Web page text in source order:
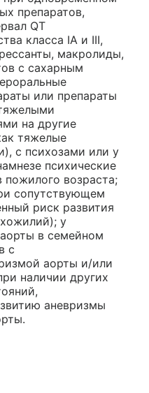
препаратов,
QT
класса IA и III,
макролиды,
с сахарным
или препараты
на другие
тяжелые
с психозами или у
психические
пожилого возраста;
сопутствующем
риск развития
у
в семейном
с
аорты и/или
наличии других
аневризмы